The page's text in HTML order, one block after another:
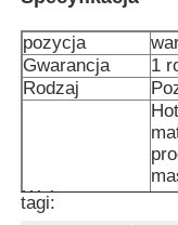
Maszyna do
maszyna do
Pionowa
pozycja
Gwarancja
1
Rodzaj
Wykorzystane
branże
tagi: